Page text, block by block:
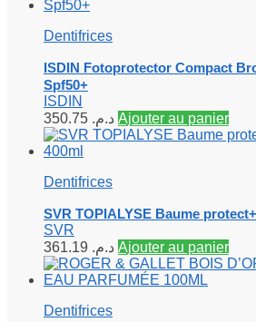
Dentifrices
ISDIN Fotoprotector Compact
Spf50+
ISDIN
د.م. Ajouter au panier
Dentifrices
SVR TOPIALYSE Baume
SVR
د.م. Ajouter au panier
Dentifrices